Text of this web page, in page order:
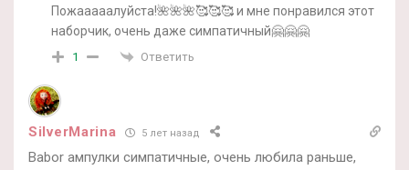
Пожааааалуйста!🌺🌺🌺🥰🥰🥰 и мне понравился этот
наборчик, очень даже симпатичный🤗🤗🤗
1 Ответить
SilverMarina 5 лет назад
Babor ампулки симпатичные, очень любила раньше,